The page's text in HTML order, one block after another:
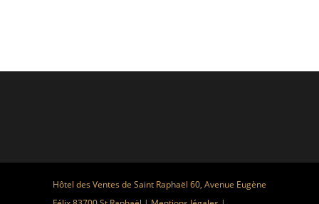
Hôtel des Ventes de Saint Raphaël 60, Avenue Eugène